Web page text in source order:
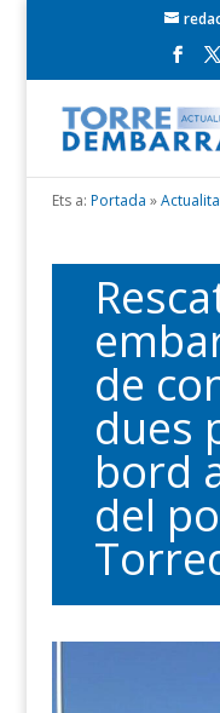
Ets a: Portada »
de
dues
bord
del